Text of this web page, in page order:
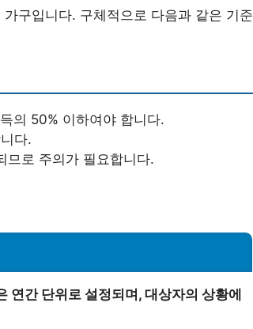
구입니다. 구체적으로 다음과 같은 기준
의 50% 이하여야 합니다.
다.
므로 주의가 필요합니다.
연간 단위로 설정되며, 대상자의 상황에